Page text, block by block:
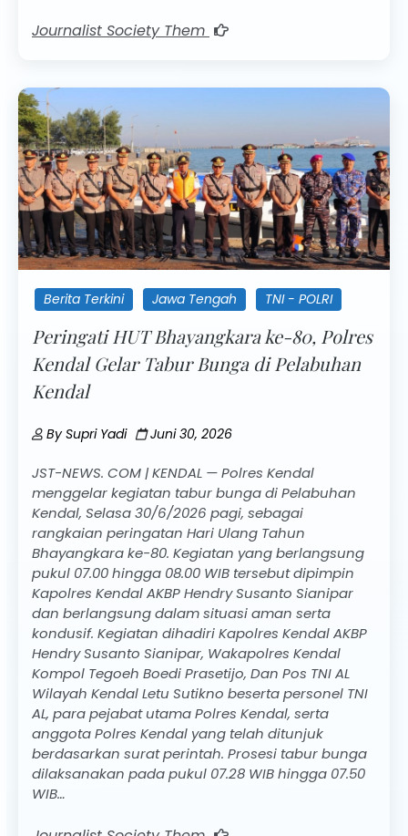
Journalist Society Them
Berita Terkini Jawa Tengah TNI - POLRI
Peringati HUT Bhayangkara ke-80, Polres
Kendal Gelar Tabur Bunga di Pelabuhan
Kendal
BySupri Yadi Juni 30, 2026
JST-NEWS. COM | KENDAL — Polres Kendal
menggelar kegiatan tabur bunga di Pelabuhan
Kendal, Selasa 30/6/2026 pagi, sebagai
rangkaian peringatan Hari Ulang Tahun
Bhayangkara ke-80. Kegiatan yang berlangsung
pukul 07.00 hingga 08.00 WIB tersebut dipimpin
Kapolres Kendal AKBP Hendry Susanto Sianipar
dan berlangsung dalam situasi aman serta
kondusif. Kegiatan dihadiri Kapolres Kendal AKBP
Hendry Susanto Sianipar, Wakapolres Kendal
Kompol Tegoeh Boedi Prasetijo, Dan Pos TNI AL
Wilayah Kendal Letu Sutikno beserta personel TNI
AL, para pejabat utama Polres Kendal, serta
anggota Polres Kendal yang telah ditunjuk
berdasarkan surat perintah. Prosesi tabur bunga
dilaksanakan pada pukul 07.28 WIB hingga 07.50
WIB…